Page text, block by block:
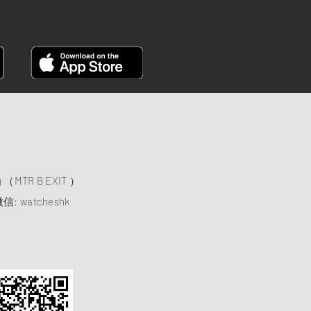
MTR B EXIT ）
信: watcheshk